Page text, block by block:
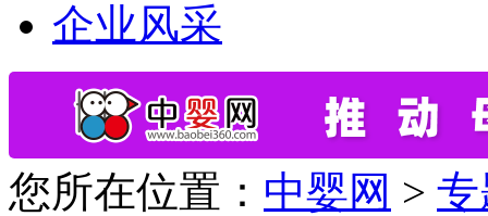
企业风采
您所在位置： 中婴网 >